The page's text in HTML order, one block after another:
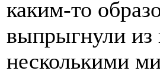
каким-то
выпрыгнули из
несколькими